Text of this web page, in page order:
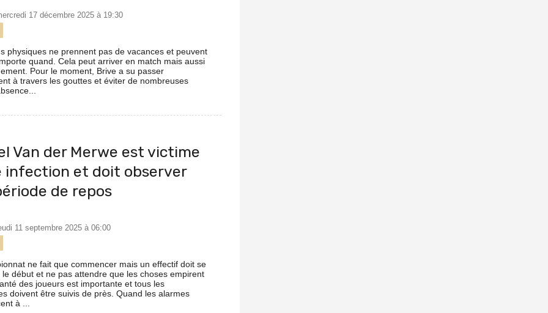
17 décembre 2025 à 19:30
physiques ne prennent pas de vacances et peuvent
quand. Cela peut arriver en match mais aussi
Pour le moment, Brive a su passer
à travers les gouttes et éviter de nombreuses
Van der Merwe est victime
infection et doit observer
de repos
11 septembre 2025 à 06:00
ne fait que commencer mais un effectif doit se
début et ne pas attendre que les choses empirent
des joueurs est importante et tous les
doivent être suivis de près. Quand les alarmes
à ...